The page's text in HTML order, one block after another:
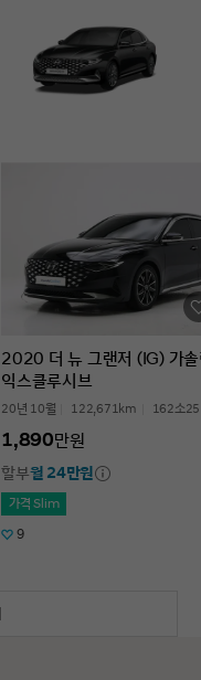
2020 더 뉴 그랜저 (IG) 가
익스클루시브
20년 10월 122,671km 162소
1,890만원
할부월 24만원
가격 Slim
9